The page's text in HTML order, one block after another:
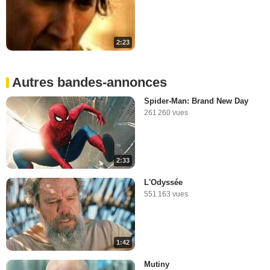
2:23
Autres bandes-annonces
2:33
Spider-Man: Brand New Day
261 260 vues
1:42
L'Odyssée
551 163 vues
Mutiny